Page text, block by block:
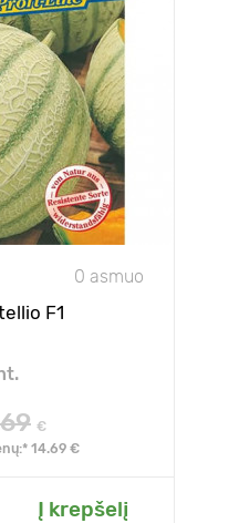
0 asmuo
F1
€
14.69 €
Į krepšelį